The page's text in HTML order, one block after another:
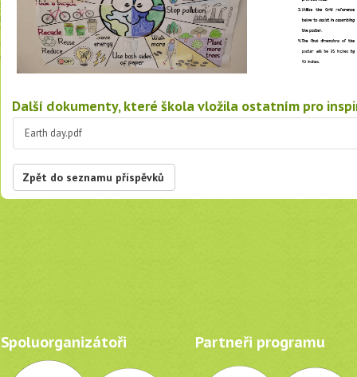
Další dokumenty, které škola vložila ostatním pro
Earth day.pdf
Zpět do seznamu příspěvků
Spoluorganizátoři Partneři programu